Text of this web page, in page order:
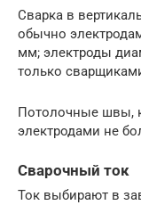
Сварка в
обычно
мм; электроды
только
Потолочные швы,
электродами не
Сварочный ток
Ток выбирают в